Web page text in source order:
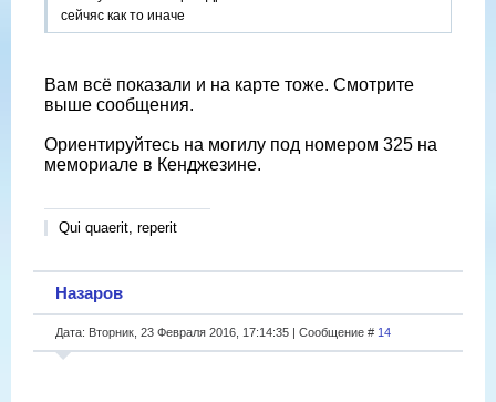
сейчяс как то иначе
Вам всё показали и на карте тоже. Смотрите
выше сообщения.
Ориентируйтесь на могилу под номером 325 на
мемориале в Кенджезине.
Qui quaerit, reperit
Назаров
Дата: Вторник, 23 Февраля 2016, 17:14:35 | Сообщение # 14